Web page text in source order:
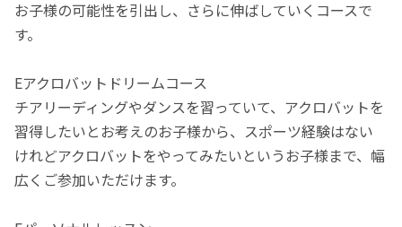
お子様の可能性を引出し、さらに伸ばしていくコースで
す。
Eアクロバットドリームコース
チアリーディングやダンスを習っていて、アクロバットを
習得したいとお考えのお子様から、スポーツ経験はない
けれどアクロバットをやってみたいというお子様まで、幅
広くご参加いただけます。